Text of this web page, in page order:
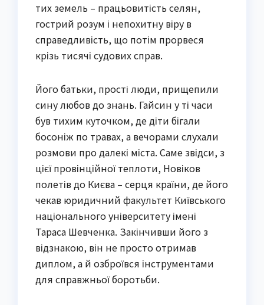
тих земель – працьовитість селян,
гострий розум і непохитну віру в
справедливість, що потім прорвеся
крізь тисячі судових справ.
Його батьки, прості люди, прищепили
сину любов до знань. Гайсин у ті часи
був тихим куточком, де діти бігали
босоніж по травах, а вечорами слухали
розмови про далекі міста. Саме звідси, з
цієї провінційної теплоти, Новіков
полетів до Києва – серця країни, де його
чекав юридичний факультет Київського
національного університету імені
Тараса Шевченка. Закінчивши його з
відзнакою, він не просто отримав
диплом, а й озброївся інструментами
для справжньої боротьби.